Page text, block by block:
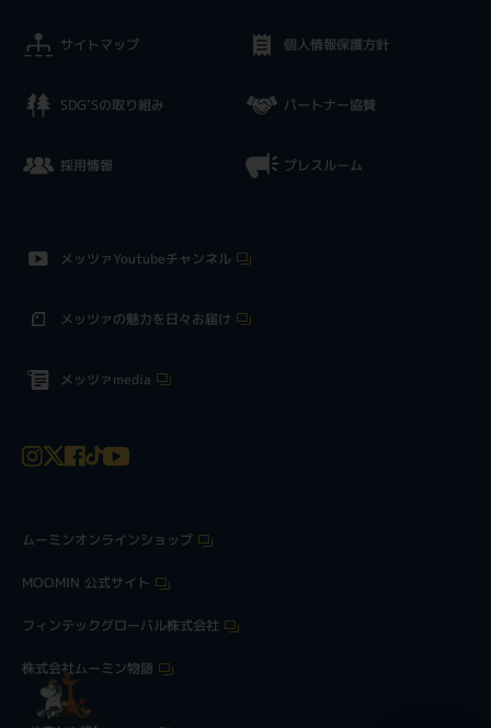
サイトマップ
SDG’Sの取り組み
採用情報
個人情報保護方針
パートナー協賛
プレスルーム
メッツァYoutubeチャンネル
メッツァの魅力を日々お届け
メッツァmedia
ムーミンオンラインショップ
MOOMIN 公式サイト
フィンテックグローバル株式会社
株式会社ムーミン物語